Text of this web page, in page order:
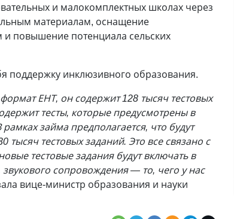
и малокомплектных школах через
материалам, оснащение
повышение потенциала сельских
поддержку инклюзивного образования.
ЕНТ, он содержит 128 тысяч тестовых
тесты, которые предусмотрены в
займа предполагается, что будут
тестовых заданий. Это все связано с
тестовые задания будут включать в
сопровождения — то, чего у нас
вице-министр образования и науки